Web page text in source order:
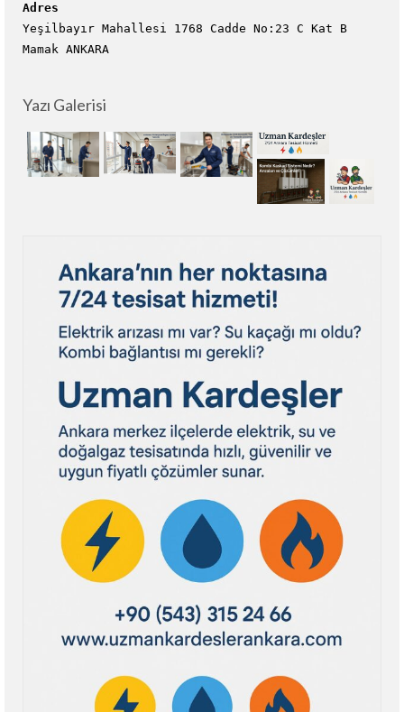
Adres
Yeşilbayır Mahallesi 1768 Cadde No:23 C Kat B
Mamak ANKARA
Yazı Galerisi